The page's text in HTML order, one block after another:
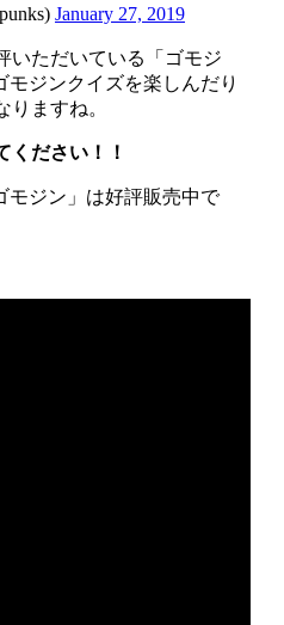
January 27, 2019
いただいている「ゴモジ
モジンクイズを楽しんだり
ますね。
ください！！
モジン」は好評販売中で